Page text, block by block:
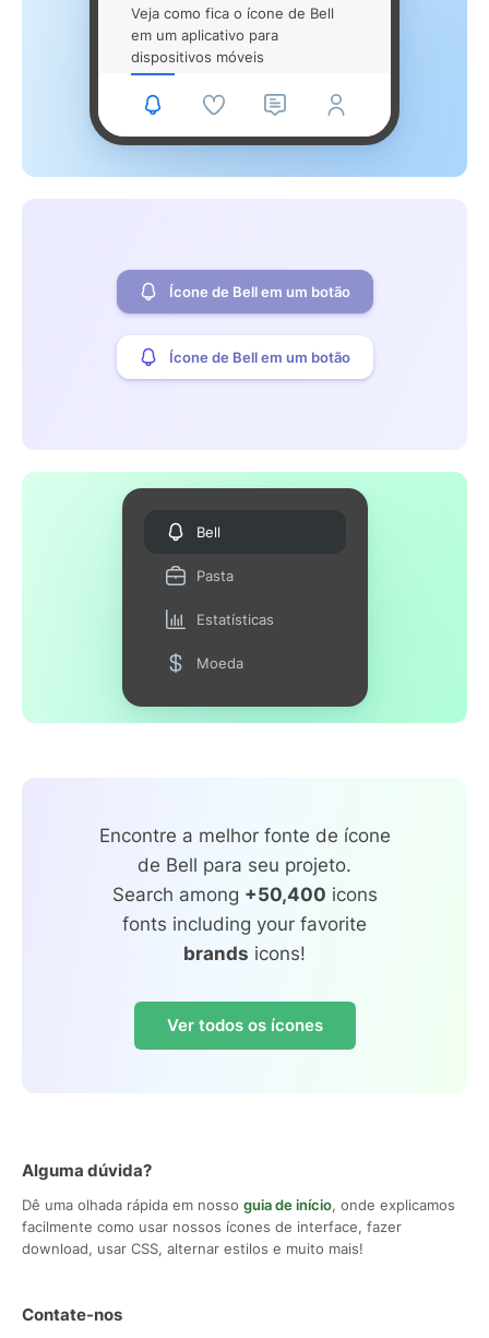
Veja como fica o ícone de Bell
em um aplicativo para
dispositivos móveis
Ícone de Bell em um botão
Ícone de Bell em um botão
Bell
Pasta
Estatísticas
Moeda
Encontre a melhor fonte de ícone
de Bell para seu projeto.
Search among +50,400 icons
fonts including your favorite
brands icons!
Ver todos os ícones
Alguma dúvida?
Dê uma olhada rápida em nosso guia de início, onde explicamos
facilmente como usar nossos ícones de interface, fazer
download, usar CSS, alternar estilos e muito mais!
Contate-nos